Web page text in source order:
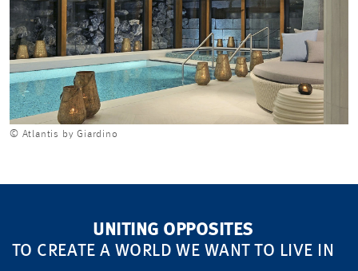
© Atlantis by Giardino
UNITING OPPOSITES
TO CREATE A WORLD WE WANT TO LIVE IN